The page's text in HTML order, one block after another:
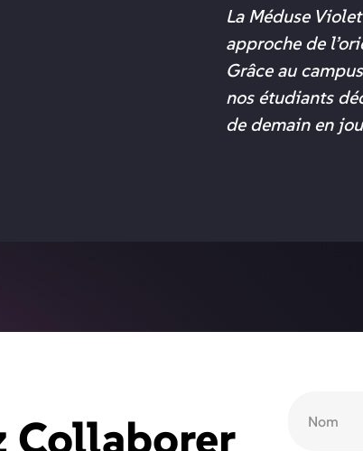
La Méduse
approche de
Grâce au
nos étudiants
de demain en
Collaborer